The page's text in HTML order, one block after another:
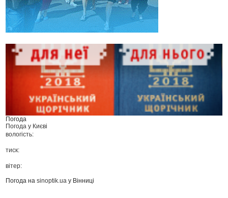
Погода
Погода у Києві
вологість:
тиск:
вітер:
Погода наsinoptik.ua у Вінниці